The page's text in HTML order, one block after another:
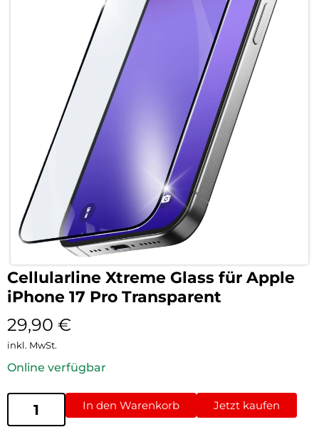
Cellularline Xtreme Glass für Apple
iPhone 17 Pro Transparent
29,90 €
inkl. MwSt.
Online verfügbar
In den Warenkorb Jetzt kaufen